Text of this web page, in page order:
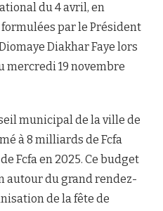
du 4 avril, en
par le Président
Diakhar Faye lors
mercredi 19 novembre
municipal de la ville de
à 8 milliards de Fcfa
Fcfa en 2025. Ce budget
autour du grand rendez-
de la fête de